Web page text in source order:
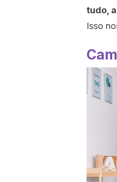
tudo,
Isso